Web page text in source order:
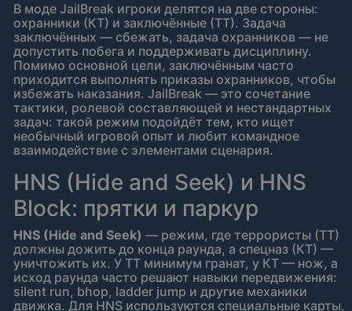
В моде JailBreak игроки делятся на две стороны:
охранники (КТ) и заключённые (ТТ). Задача
заключённых — сбежать, задача охранников — не
допустить побега и поддерживать дисциплину.
Помимо основной цели, заключённым часто
приходится выполнять приказы охранников, чтобы
избежать наказания. JailBreak — это сочетание
тактики, ролевой составляющей и нестандартных
задач: такой режим подойдёт тем, кто ищет
необычный игровой опыт и любит командное
взаимодействие с элементами сценария.
HNS (Hide and Seek) и HNS
Block: прятки и паркур
HNS (Hide and Seek) — режим, где террористы (ТТ)
должны дожить до конца раунда, а спецназ (КТ) —
уничтожить их. У ТТ минимум гранат, у КТ — нож, а
исход раунда часто решают навыки передвижения:
silent run, bhop, ladder jump и другие механики
движка. Для HNS используются специальные карты,